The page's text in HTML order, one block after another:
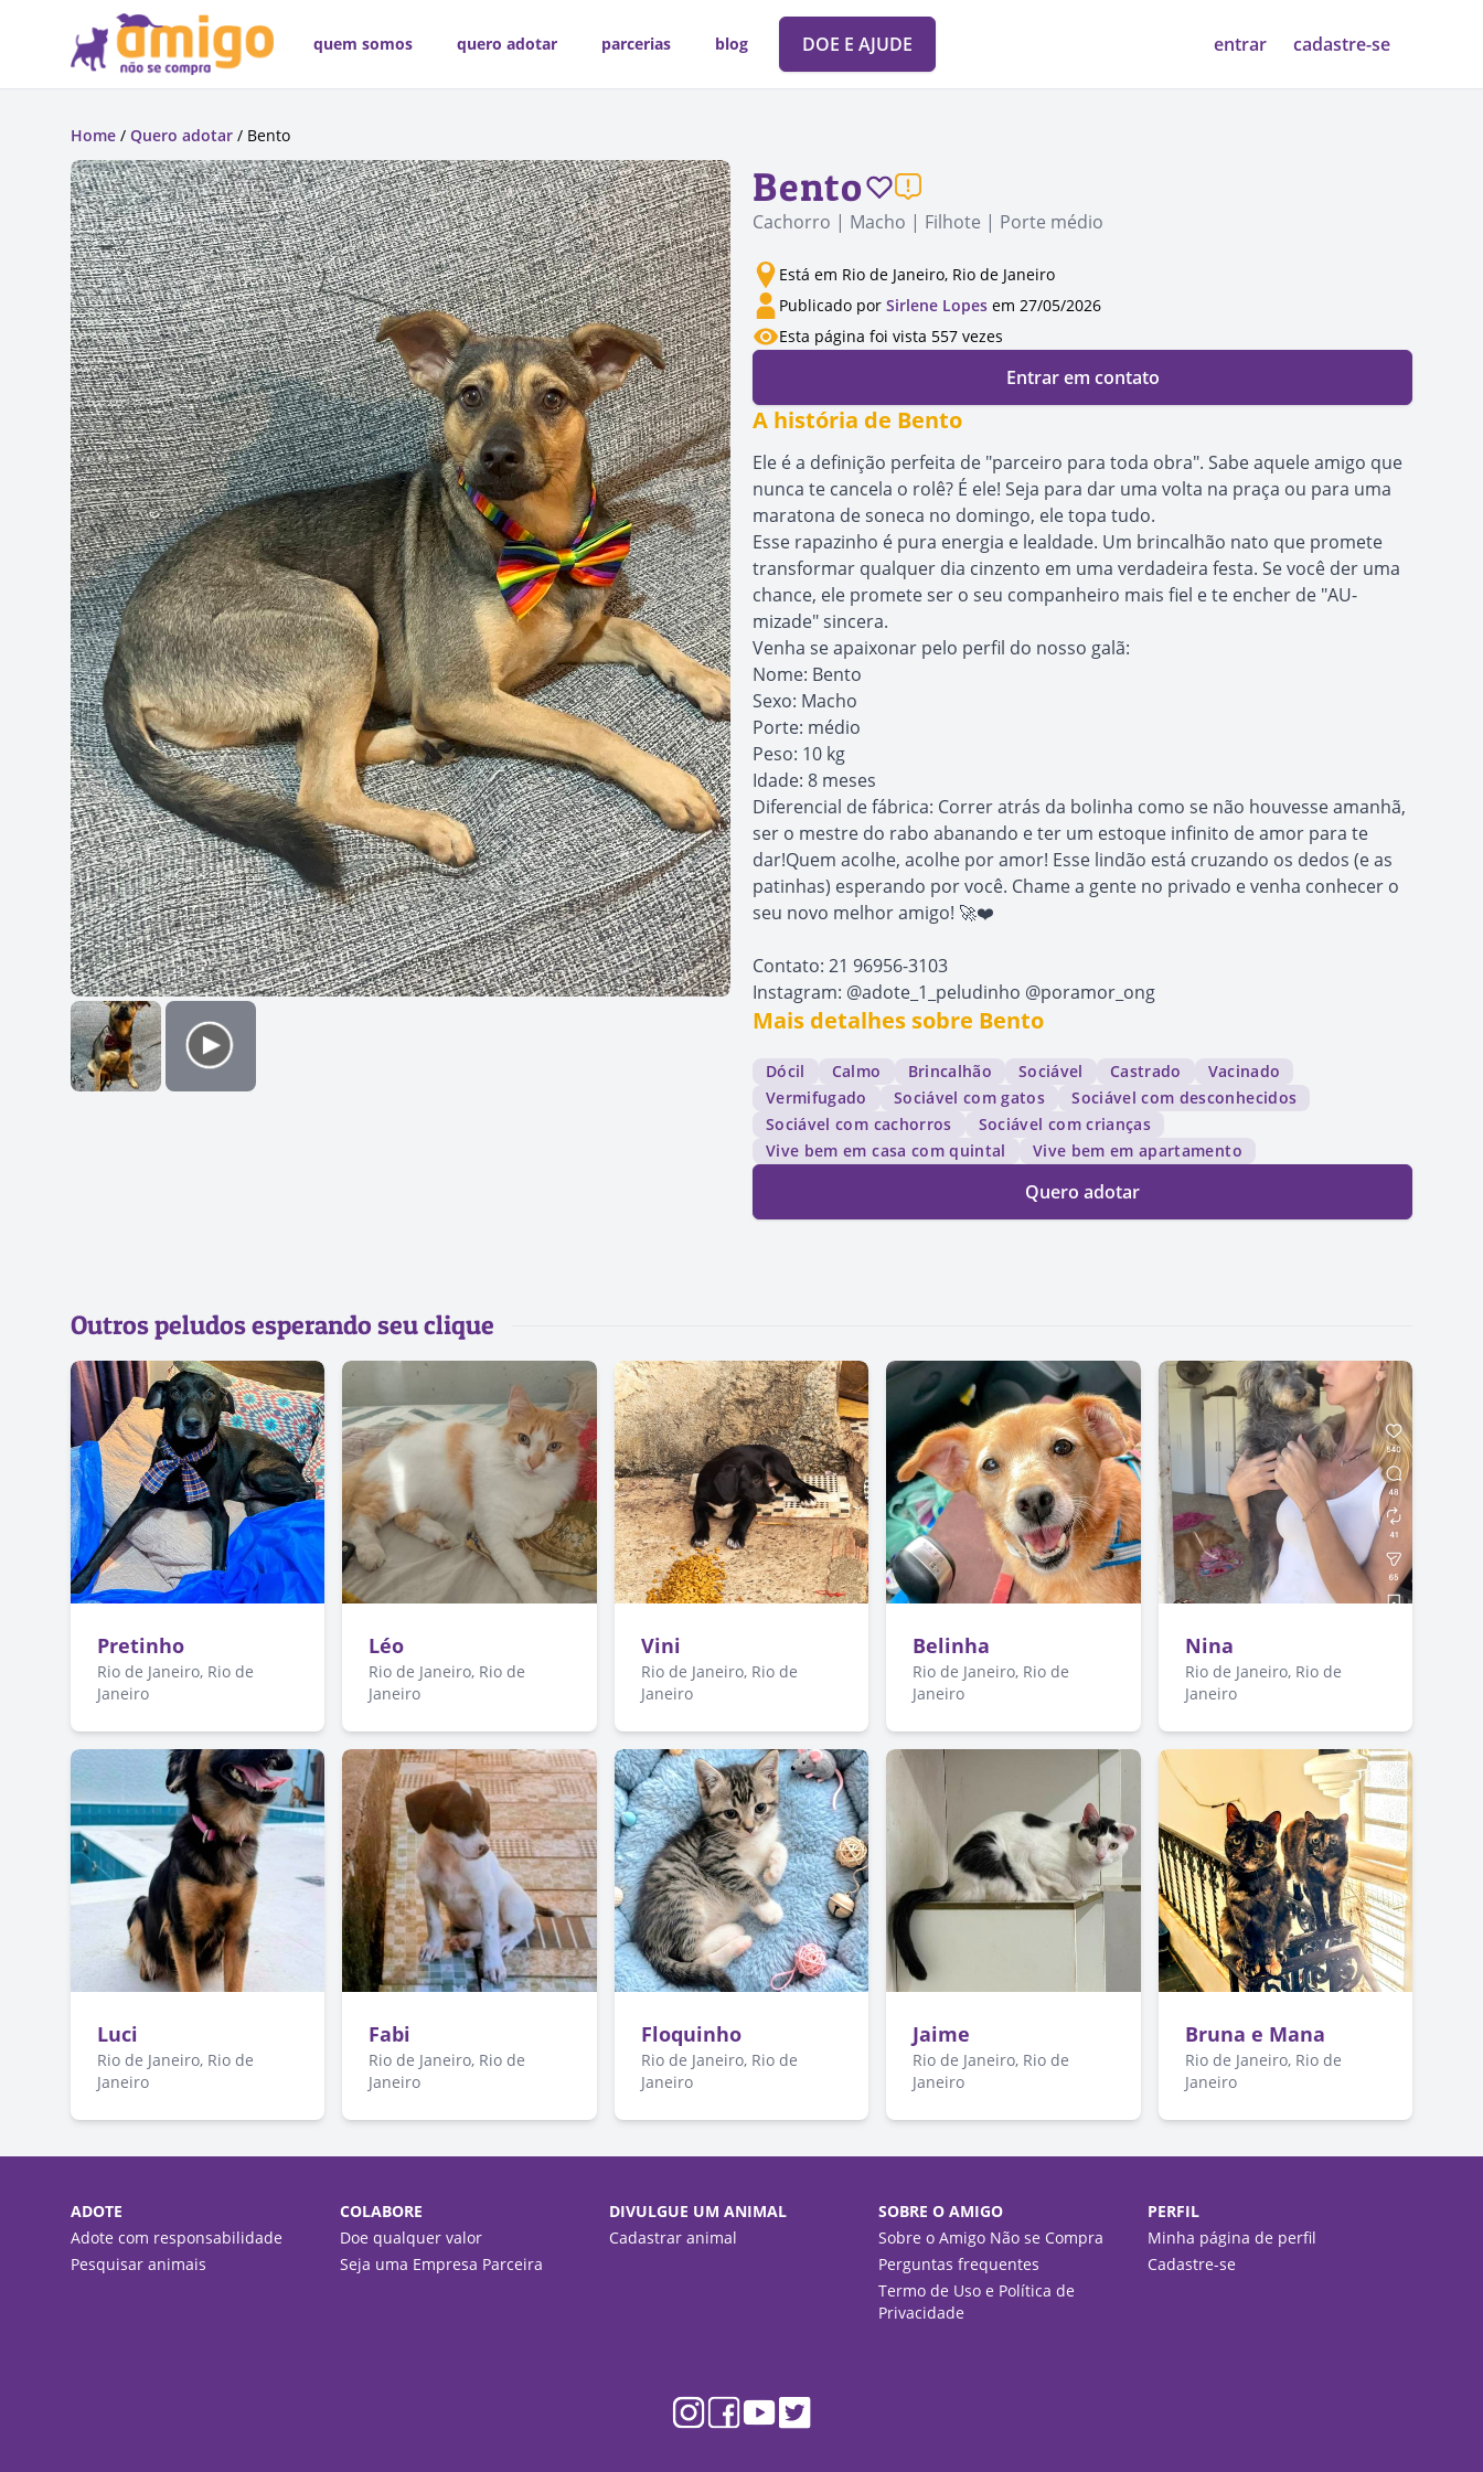
quem somos quero adotar parcerias blog DOE E AJUDE entrar cadastre-se
Home / Quero adotar / Bento
Bento
Cachorro | Macho | Filhote | Porte médio
Está em Rio de Janeiro, Rio de Janeiro
Publicado por Sirlene Lopes em 27/05/2026
Esta página foi vista 557 vezes
Entrar em contato
A história de Bento
Ele é a definição perfeita de "parceiro para toda obra". Sabe aquele amigo que
nunca te cancela o rolê? É ele! Seja para dar uma volta na praça ou para uma
maratona de soneca no domingo, ele topa tudo.
Esse rapazinho é pura energia e lealdade. Um brincalhão nato que promete
transformar qualquer dia cinzento em uma verdadeira festa. Se você der uma
chance, ele promete ser o seu companheiro mais fiel e te encher de "AU-
mizade" sincera.
Venha se apaixonar pelo perfil do nosso galã:
Nome: Bento
Sexo: Macho
Porte: médio
Peso: 10 kg
Idade: 8 meses
Diferencial de fábrica: Correr atrás da bolinha como se não houvesse amanhã,
ser o mestre do rabo abanando e ter um estoque infinito de amor para te
dar!Quem acolhe, acolhe por amor! Esse lindão está cruzando os dedos (e as
patinhas) esperando por você. Chame a gente no privado e venha conhecer o
seu novo melhor amigo! 🚀❤️
Contato: 21 96956-3103
Instagram: @adote_1_peludinho @poramor_ong
Mais detalhes sobre Bento
Dócil Calmo Brincalhão Sociável Castrado
Vacinado
Vermifugado
Sociável com gatos
Sociável com desconhecidos
Sociável com cachorros
Sociável com crianças
Vive bem em casa com quintal
Vive bem em apartamento
Quero adotar
Outros peludos esperando seu clique
Pretinho
Rio de Janeiro, Rio de
Janeiro
Léo
Rio de Janeiro, Rio de
Janeiro
Vini
Rio de Janeiro, Rio de
Janeiro
Belinha
Rio de Janeiro, Rio de
Janeiro
Nina
Rio de Janeiro, Rio de
Janeiro
Luci
Rio de Janeiro, Rio de
Janeiro
Fabi
Rio de Janeiro, Rio de
Janeiro
Floquinho
Rio de Janeiro, Rio de
Janeiro
Jaime
Rio de Janeiro, Rio de
Janeiro
Bruna e Mana
Rio de Janeiro, Rio de
Janeiro
ADOTE
Adote com responsabilidade
Pesquisar animais
COLABORE
Doe qualquer valor
Seja uma Empresa Parceira
DIVULGUE UM ANIMAL
Cadastrar animal
SOBRE O AMIGO
Sobre o Amigo Não se Compra
Perguntas frequentes
Termo de Uso e Política de
Privacidade
PERFIL
Minha página de perfil
Cadastre-se